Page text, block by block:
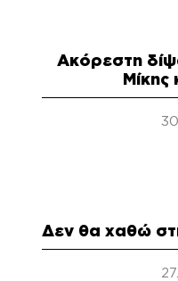
Ακόρεστη
Μίκης
Δεν θα χαθώ